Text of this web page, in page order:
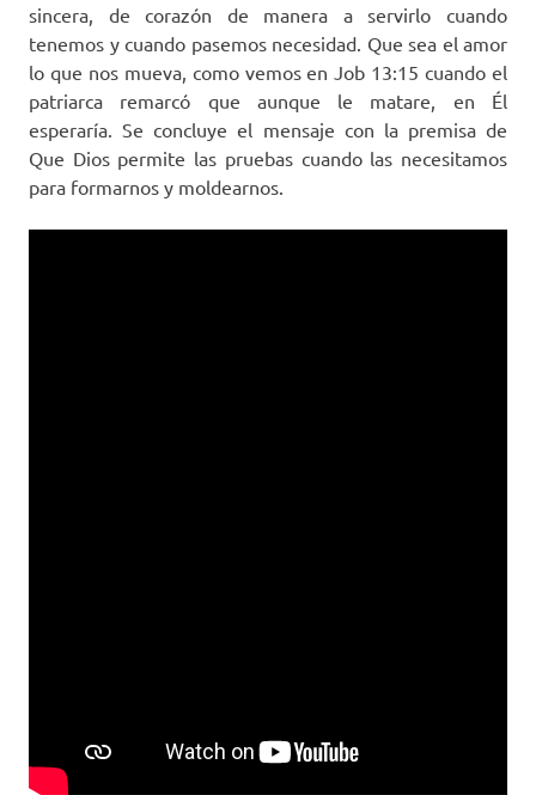
sincera, de corazón de manera a servirlo cuando
tenemos y cuando pasemos necesidad. Que sea el amor
lo que nos mueva, como vemos en Job 13:15 cuando el
patriarca remarcó que aunque le matare, en Él
esperaría. Se concluye el mensaje con la premisa de
Que Dios permite las pruebas cuando las necesitamos
para formarnos y moldearnos.